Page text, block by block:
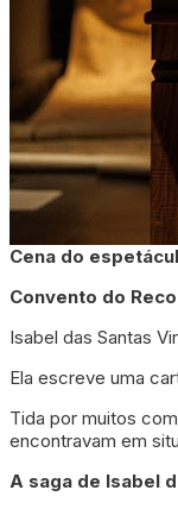
Cena do
Convento do
Isabel das Santas
Ela escreve uma
Tida por muitos
encontravam em
A saga de Isabel